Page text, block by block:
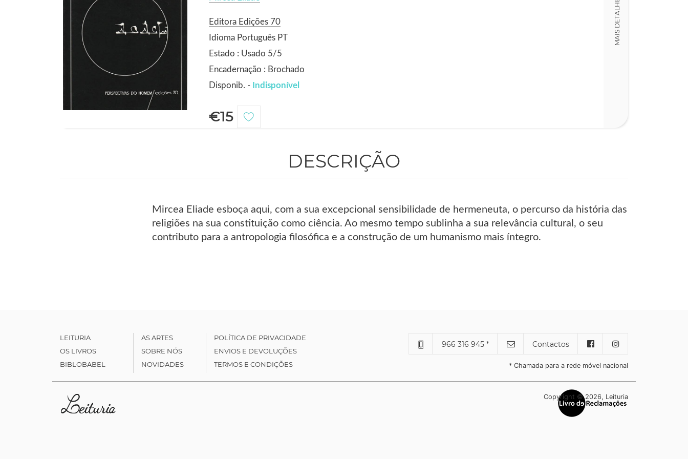
Editora Edições 70
Idioma Português PT
Estado : Usado 5/5
Encadernação : Brochado
Disponib. - Indisponível
€15
MAIS DETALHES
DESCRIÇÃO
Mircea Eliade esboça aqui, com a sua excepcional sensibilidade de hermeneuta, o percurso da história das
religiões na sua constituição como ciência. Ao mesmo tempo sublinha a sua relevância cultural, o seu
contributo para a antropologia filosófica e a construção de um humanismo mais íntegro.
LEITURIA
OS LIVROS
BIBLOBABEL
AS ARTES
SOBRE NÓS
NOVIDADES
POLÍTICA DE PRIVACIDADE
ENVIOS E DEVOLUÇÕES
TERMOS E CONDIÇÕES
966 316 945 * Contactos
* Chamada para a rede móvel nacional
Copyright © 2026, Leituria